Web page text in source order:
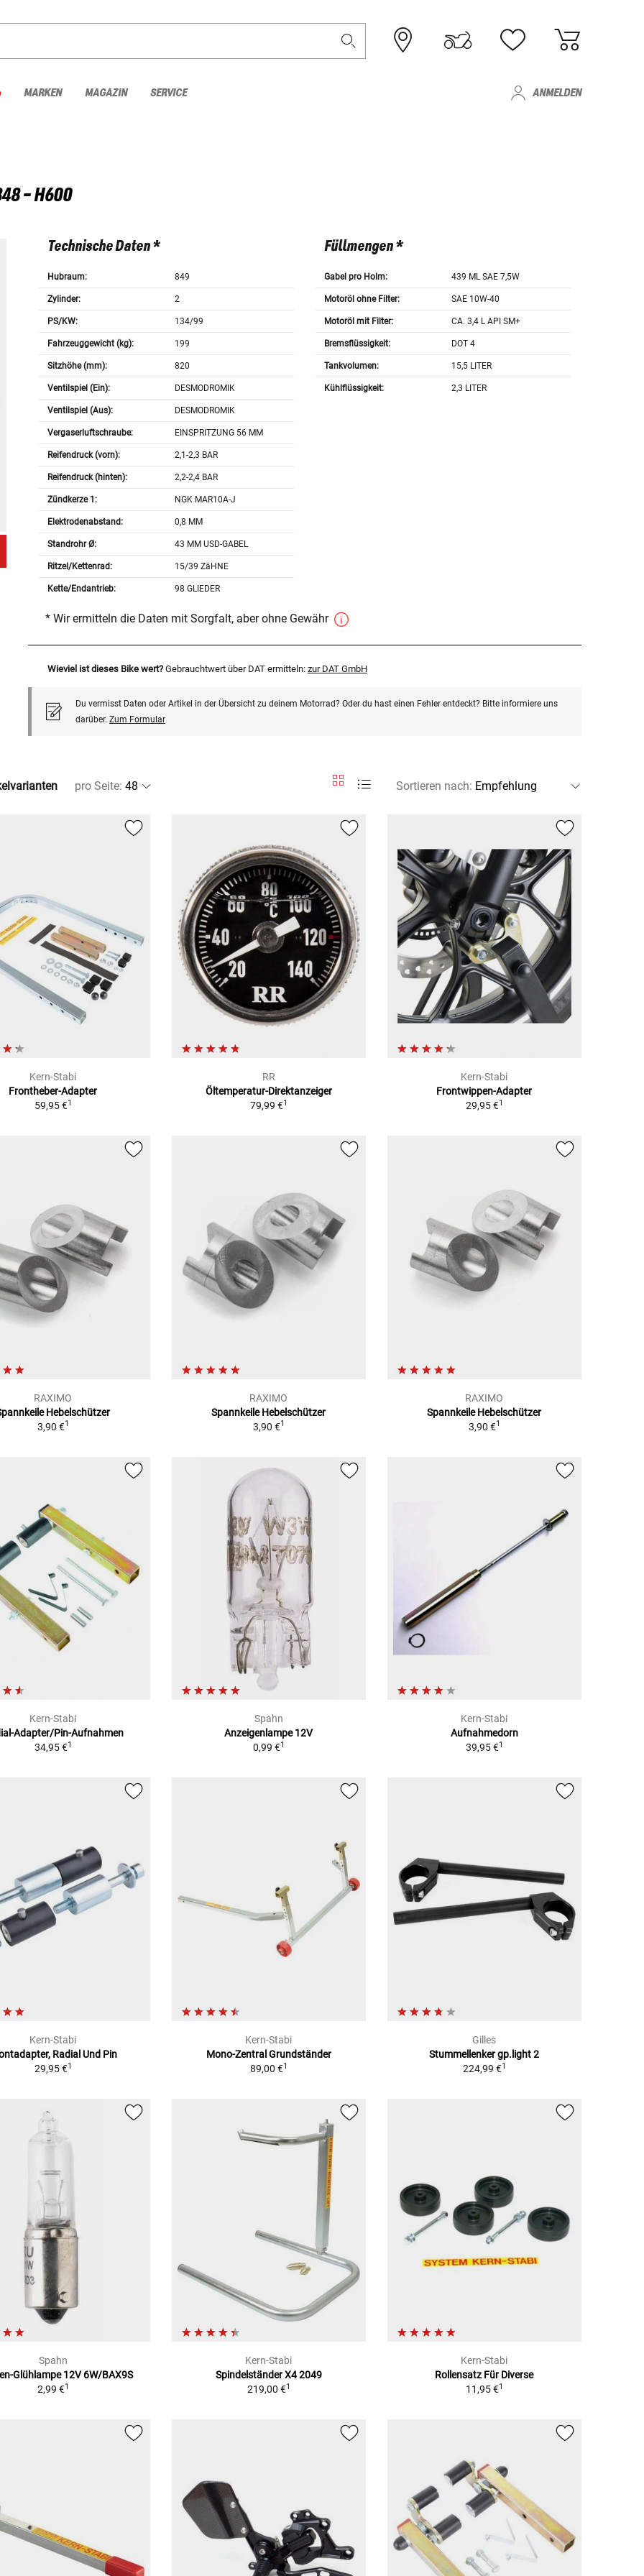
MARKEN MAGAZIN SERVICE ANMELDEN
- H600
Technische Daten *
Hubraum: 849
Zylinder: 2
PS/KW: 134/99
Fahrzeuggewicht (kg): 199
Sitzhöhe (mm): 820
Ventilspiel (Ein): DESMODROMIK
Ventilspiel (Aus): DESMODROMIK
Vergaserluftschraube: EINSPRITZUNG 56 MM
Reifendruck (vorn): 2,1-2,3 BAR
Reifendruck (hinten): 2,2-2,4 BAR
Zündkerze 1: NGK MAR10A-J
Elektrodenabstand: 0,8 MM
Standrohr Ø: 43 MM USD-GABEL
Ritzel/Kettenrad: 15/39 ZäHNE
Kette/Endantrieb: 98 GLIEDER
Füllmengen *
Gabel pro Holm: 439 ML SAE 7,5W
Motoröl ohne Filter: SAE 10W-40
Motoröl mit Filter: CA. 3,4 L API SM+
Bremsflüssigkeit: DOT 4
Tankvolumen: 15,5 LITER
Kühlflüssigkeit: 2,3 LITER
* Wir ermitteln die Daten mit Sorgfalt, aber ohne Gewähr
Wieviel ist dieses Bike wert? Gebrauchtwert über DAT ermitteln: zur DAT GmbH
Du vermisst Daten oder Artikel in der Übersicht zu deinem Motorrad? Oder du hast einen Fehler entdeckt? Bitte informiere uns
darüber. Zum Formular
pro Seite: Sortieren nach:
Kern-Stabi
Frontheber-Adapter
59,95 €1
RR
Öltemperatur-Direktanzeiger
79,99 €1
Kern-Stabi
Frontwippen-Adapter
29,95 €1
RAXIMO
Hebelschützer
3,90 €1
RAXIMO
Spannkeile Hebelschützer
3,90 €1
RAXIMO
Spannkeile Hebelschützer
3,90 €1
Kern-Stabi
Adapter/Pin-Aufnahmen
34,95 €1
Spahn
Anzeigenlampe 12V
0,99 €1
Kern-Stabi
Aufnahmedorn
39,95 €1
Kern-Stabi
Radial Und Pin
29,95 €1
Kern-Stabi
Mono-Zentral Grundständer
89,00 €1
Gilles
Stummellenker gp.light 2
224,99 €1
Spahn
Glühlampe 12V 6W/BAX9S
2,99 €1
Kern-Stabi
Spindelständer X4 2049
219,00 €1
Kern-Stabi
Rollensatz Für Diverse
11,95 €1